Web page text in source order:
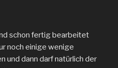
schon fertig bearbeitet
noch einige wenige
und dann darf natürlich der